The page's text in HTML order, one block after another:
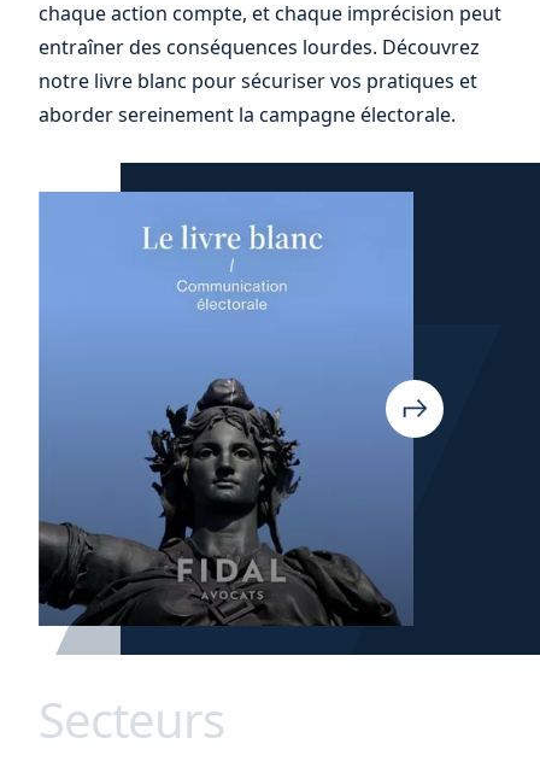
chaque action compte, et chaque imprécision peut
entraîner des conséquences lourdes. Découvrez
notre livre blanc pour sécuriser vos pratiques et
aborder sereinement la campagne électorale.
Secteurs